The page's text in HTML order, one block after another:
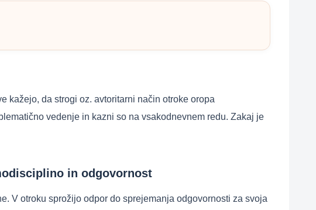
kažejo, da strogi oz. avtoritarni način otroke oropa
vedenje in kazni so na vsakodnevnem redu. Zakaj je
in odgovornost
V otroku sprožijo odpor do sprejemanja odgovornosti za svoja